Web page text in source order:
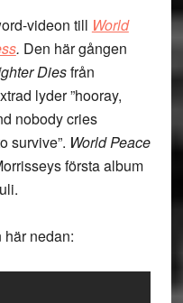
videon till World
. Den här gången
Diesfrån
lyder ”hooray,
nobody cries
survive”. World Peace
första album
nedan: